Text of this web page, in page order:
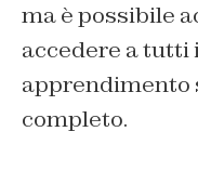
ma è possibile
accedere a tutti
apprendimento
completo.